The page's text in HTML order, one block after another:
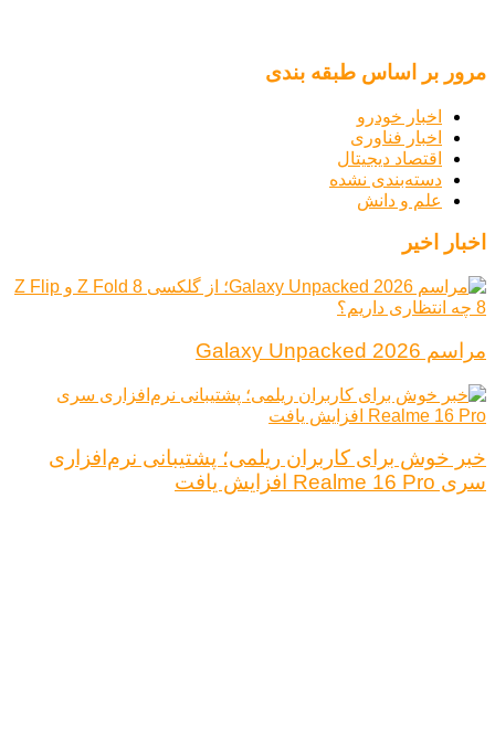
مرور بر اساس طبقه بندی
اخبار خودرو
اخبار فناوری
اقتصاد دیجیتال
دسته‌بندی نشده
علم و دانش
اخبار اخیر
مراسم Galaxy Unpacked 2026
خبر خوش برای کاربران ریلمی؛ پشتیبانی نرم‌افزاری
سری Realme 16 Pro افزایش یافت